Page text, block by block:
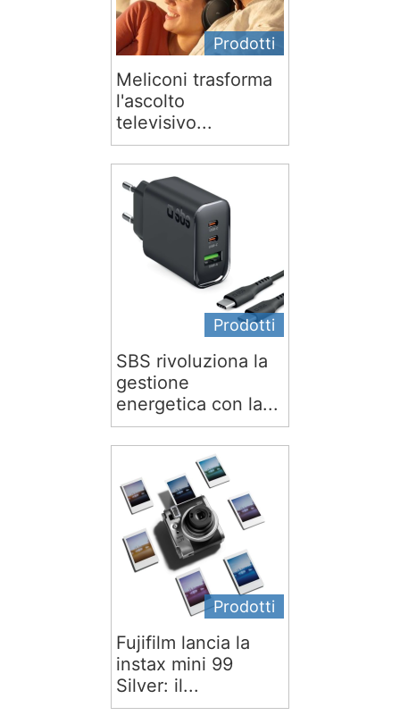
Prodotti
Meliconi trasforma
l'ascolto
televisivo...
Prodotti
SBS rivoluziona la
gestione
energetica con la...
Prodotti
Fujifilm lancia la
instax mini 99
Silver: il...